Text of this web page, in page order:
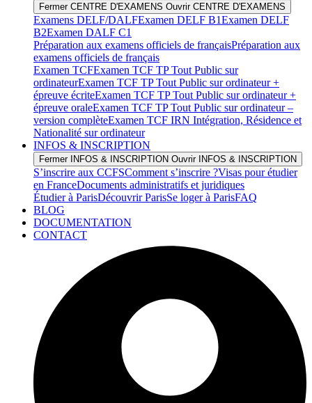
Fermer CENTRE D'EXAMENS Ouvrir CENTRE D'EXAMENS
Examens DELF/DALFExamen DELF B1Examen DELF
B2Examen DALF C1
Préparation aux examens officiels de françaisPréparation aux
examens officiels de français
Examen TCFExamen TCF TP Tout Public sur
ordinateurExamen TCF TP Tout Public sur ordinateur +
épreuve écriteExamen TCF TP Tout Public sur ordinateur +
épreuve oraleExamen TCF TP Tout Public sur ordinateur –
version complèteExamen TCF IRN Intégration, Résidence et
Nationalité sur ordinateur
INFOS & INSCRIPTION
Fermer INFOS & INSCRIPTION Ouvrir INFOS & INSCRIPTION
S’inscrire aux CCFSComment s’inscrire ?Visas pour étudier
en FranceDocuments administratifs et juridiques
Étudier à ParisDécouvrir ParisSe loger à ParisFAQ
BLOG
DOCUMENTATION
CONTACT